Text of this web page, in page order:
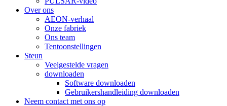
Over ons
AEON-verhaal
Onze fabriek
Ons team
Tentoonstellingen
Steun
Veelgestelde vragen
downloaden
Software downloaden
Gebruikershandleiding downloaden
Neem contact met ons op